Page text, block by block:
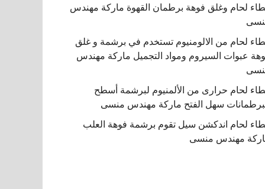
لحام وغلق فوهة برطمان القهوة ماركة مهندس
لحام من الالومنيوم تستخدم في برشمة و غلق
عبوات السيروم ومواد التجميل ماركة مهندس
لحام حرارى من الألمنيوم لبرشمة أسطح
سهل الفتح ماركة مهندس منسى
لحام اندكشن سيل تقوم برشمة فوهة العلب
مهندس منسى